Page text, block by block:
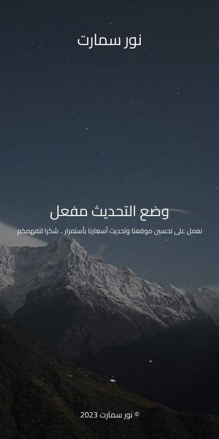
نور سمارت
وضع التحديث مفعل
نعمل على تحسين موقعنا وتحديث أسعارنا بأستمرار .. شكرا لتفهمكم
© نور سمارت 2023